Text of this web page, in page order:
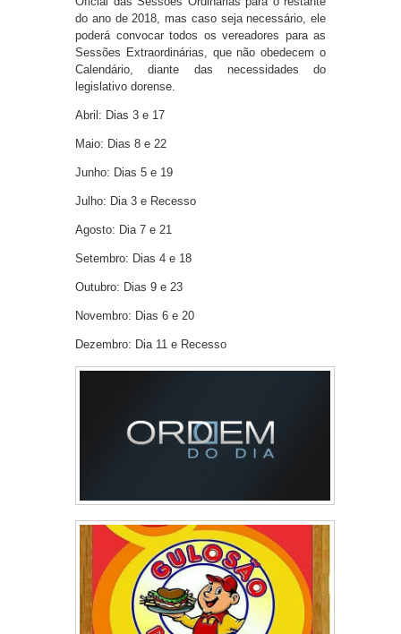
do ano de 2018, mas caso seja necessário, ele
poderá convocar todos os vereadores para as
Sessões Extraordinárias, que não obedecem o
Calendário, diante das necessidades do
legislativo dorense.
Abril: Dias 3 e 17
Maio: Dias 8 e 22
Junho: Dias 5 e 19
Julho: Dia 3 e Recesso
Agosto: Dia 7 e 21
Setembro: Dias 4 e 18
Outubro: Dias 9 e 23
Novembro: Dias 6 e 20
Dezembro: Dia 11 e Recesso